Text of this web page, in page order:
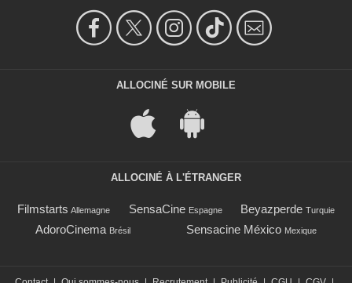
ALLOCINÉ SUR MOBILE
ALLOCINÉ À L'ÉTRANGER
Filmstarts Allemagne SensaCine Espagne Beyazperde Turquie
AdoroCinema Brésil Sensacine México Mexique